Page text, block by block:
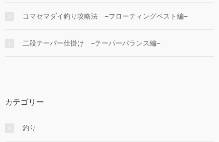
コマセマダイ釣り攻略法 −フローティングベスト編−
二段テーパー仕掛け −テーパーバランス編−
カテゴリー
釣り